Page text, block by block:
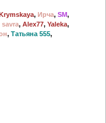
,Ирча,SM,
savra,Alex77,Yaleka,
,Татьяна 555,